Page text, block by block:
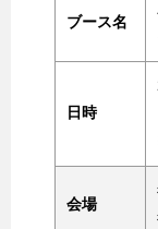
ブース名
日時
会場